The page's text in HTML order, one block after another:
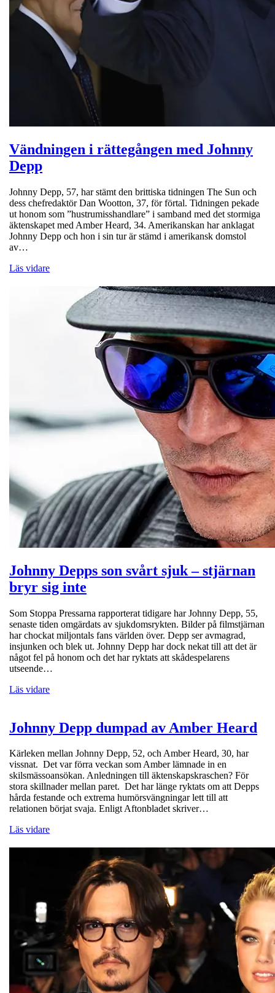
Vändningen i rättegången med Johnny
Depp
Johnny Depp, 57, har stämt den brittiska tidningen The Sun och
dess chefredaktör Dan Wootton, 37, för förtal. Tidningen pekade
ut honom som ”hustrumisshandlare” i samband med det stormiga
äktenskapet med Amber Heard, 34. Amerikanskan har anklagat
Johnny Depp och hon i sin tur är stämd i amerikansk domstol
av…
Läs vidare
Johnny Depps son svårt sjuk – stjärnan
bryr sig inte
Som Stoppa Pressarna rapporterat tidigare har Johnny Depp, 55,
senaste tiden omgärdats av sjukdomsrykten. Bilder på filmstjärnan
har chockat miljontals fans världen över. Depp ser avmagrad,
insjunken och blek ut. Johnny Depp har dock nekat till att det är
något fel på honom och det har ryktats att skådespelarens
utseende…
Läs vidare
Johnny Depp dumpad av Amber Heard
Kärleken mellan Johnny Depp, 52, och Amber Heard, 30, har
vissnat. Det var förra veckan som Amber lämnade in en
skilsmässoansökan. Anledningen till äktenskapskraschen? För
stora skillnader mellan paret. Det har länge ryktats om att Depps
hårda festande och extrema humörsvängningar lett till att
relationen börjat svaja. Enligt Aftonbladet skriver…
Läs vidare